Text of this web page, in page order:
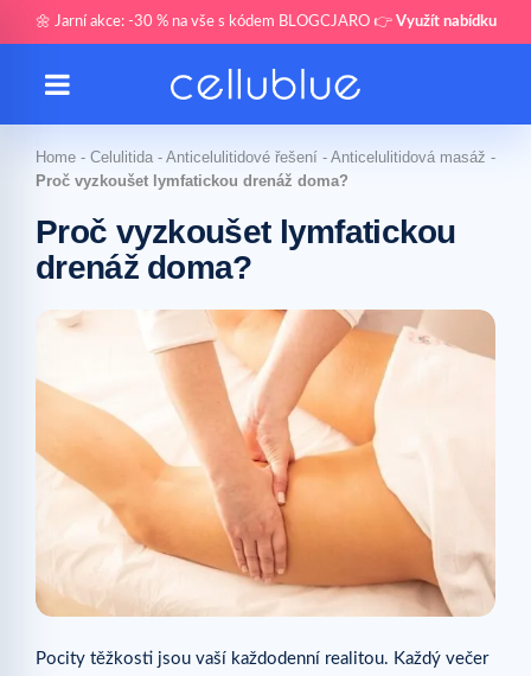
🌼 Jarní akce: -30 % na vše s kódem BLOGCJARO 👉 Využít nabídku
Home - Celulitida - Anticelulitidové řešení - Anticelulitidová masáž -
Proč vyzkoušet lymfatickou drenáž doma?
Proč vyzkoušet lymfatickou
drenáž doma?
Pocity těžkosti jsou vaší každodenní realitou. Každý večer